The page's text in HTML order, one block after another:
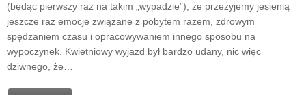
(będąc pierwszy raz na takim „wypadzie”), że przeżyjemy jesienią
jeszcze raz emocje związane z pobytem razem, zdrowym
spędzaniem czasu i opracowywaniem innego sposobu na
wypoczynek. Kwietniowy wyjazd był bardzo udany, nic więc
dziwnego, że…
Lost your password? /Register